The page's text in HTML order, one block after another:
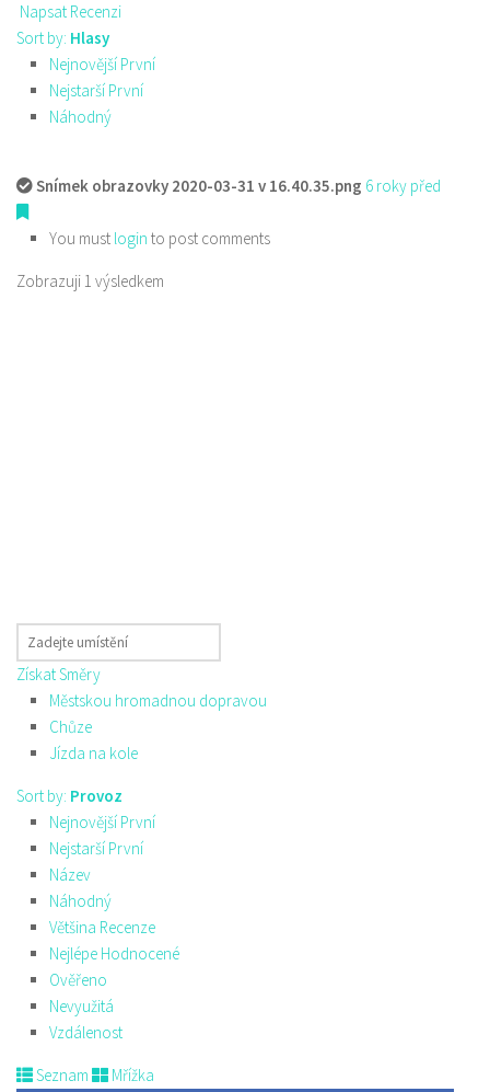
Napsat Recenzi
Sort by: Hlasy
Nejnovější První
Nejstarší První
Náhodný
Snímek obrazovky 2020-03-31 v 16.40.35.png 6 roky před
You must login to post comments
Zobrazuji 1 výsledkem
Získat Směry
Městskou hromadnou dopravou
Chůze
Jízda na kole
Sort by: Provoz
Nejnovější První
Nejstarší První
Název
Náhodný
Většina Recenze
Nejlépe Hodnocené
Ověřeno
Nevyužitá
Vzdálenost
Seznam Mřížka